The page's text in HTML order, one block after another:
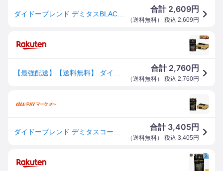
合計 2,609円
（送料無料） 税込 2,609 円
合計 2,760 円
（送料無料） 税込 2,760円
合計 3,405円
（送料無料） 税込 3,405 円